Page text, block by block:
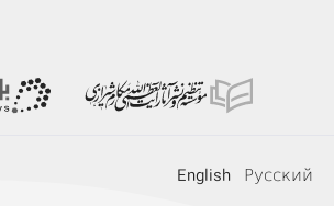
Русский
English